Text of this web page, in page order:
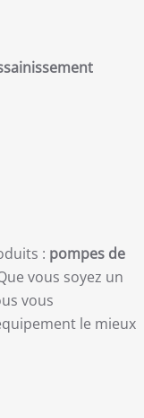
: pompes de
vous soyez un
vous
le mieux